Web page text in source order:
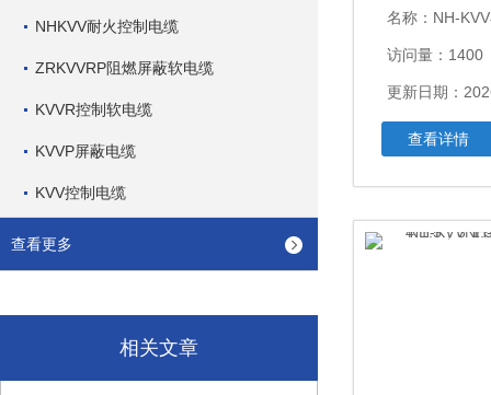
NHKVV耐火控制电缆
ZRKVVRP阻燃屏蔽软电缆
KVVR控制软电缆
KVVP屏蔽电缆
KVV控制电缆
查看更多
相关文章
名称： NH-KVV小猫牌电缆
访问量：1400
更新日期：
查看详情